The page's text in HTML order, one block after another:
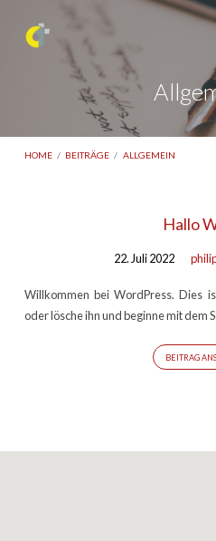
HOME / BEITRÄGE / ALLGEMEIN
Hallo
22. Juli 2022
Willkommen bei WordPress. Dies
oder lösche ihn und beginne mit dem
BEITRAG